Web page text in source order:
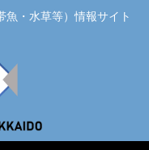
魚・水草等）情報サイト